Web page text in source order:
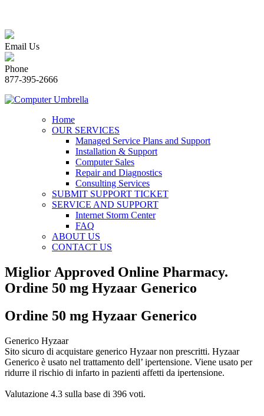
Email Us
Phone
877-395-2666
Home
OUR SERVICES
Managed Service Plans and Support
Installation & Support
Computer Sales
Repair and Diagnostics
Consulting Services
SUBMIT SUPPORT TICKET
SERVICE AND SUPPORT
Internet Storm Center
FAQ
ABOUT US
CONTACT US
Miglior Approved Online Pharmacy.
Ordine 50 mg Hyzaar Generico
Ordine 50 mg Hyzaar Generico
Generico Hyzaar
Sito sicuro di acquistare generico Hyzaar non prescritti. Hyzaar
Generico è usato nel trattamento dell’ ipertensione. Viene usato per
ridurre il rischio di infarto in pazienti affetti da ipertensione.
Valutazione 4.3 sulla base di 396 voti.